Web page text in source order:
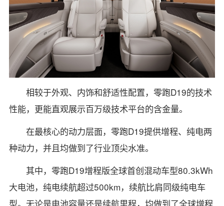
相较于外观、内饰和舒适性配置，零跑D19的技术
性能，更能直观展示百万级技术平台的含金量。
在最核心的动力层面，零跑D19提供增程、纯电两
种动力，并且均做到了行业顶尖水准。
其中，零跑D19增程版全球首创混动车型80.3kWh
大电池，纯电续航超过500km，续航比肩同级纯电车
型。无论是电池容量还是续航里程，均做到了全球增程